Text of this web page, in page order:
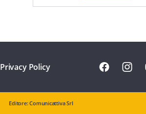
Privacy Policy
Editore: Comunicattiva Srl